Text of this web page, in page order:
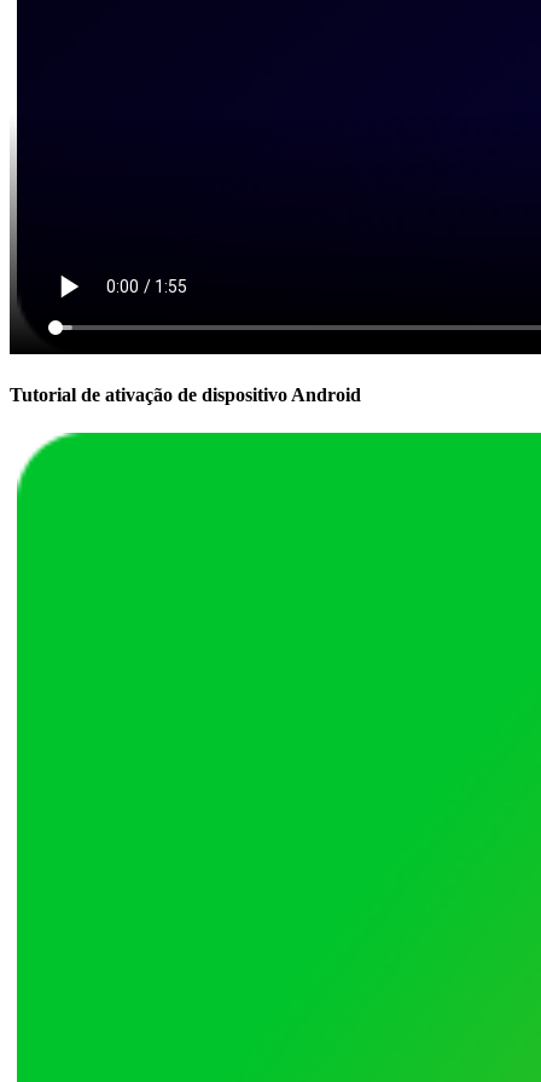
Tutorial de ativação de dispositivo Android